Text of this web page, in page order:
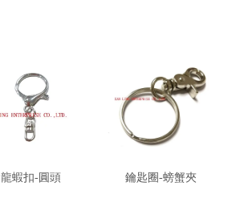
龍蝦扣-圓頭 鑰匙圈-螃蟹夾